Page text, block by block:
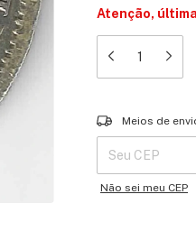
Atenção,
Entregas para o
Meios de
Não sei meu CEP